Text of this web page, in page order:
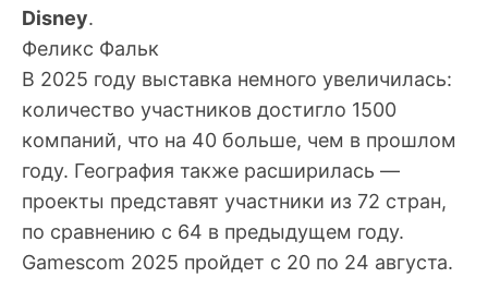
Disney.
Феликс Фальк
В 2025 году выставка немного увеличилась:
количество участников достигло 1500
компаний, что на 40 больше, чем в прошлом
году. География также расширилась —
проекты представят участники из 72 стран,
по сравнению с 64 в предыдущем году.
Gamescom 2025 пройдет с 20 по 24 августа.